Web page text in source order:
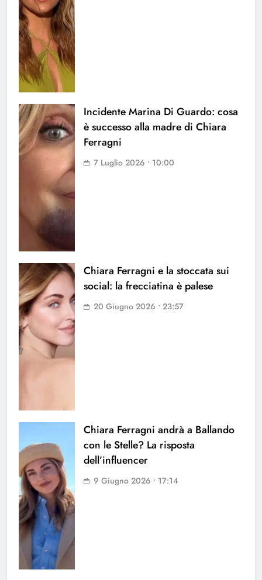
Incidente Marina Di Guardo: cosa
è successo alla madre di Chiara
Ferragni
7 Luglio 2026 • 10:00
Chiara Ferragni e la stoccata sui
social: la frecciatina è palese
20 Giugno 2026 • 23:57
Chiara Ferragni andrà a Ballando
con le Stelle? La risposta
dell’influencer
9 Giugno 2026 • 17:14